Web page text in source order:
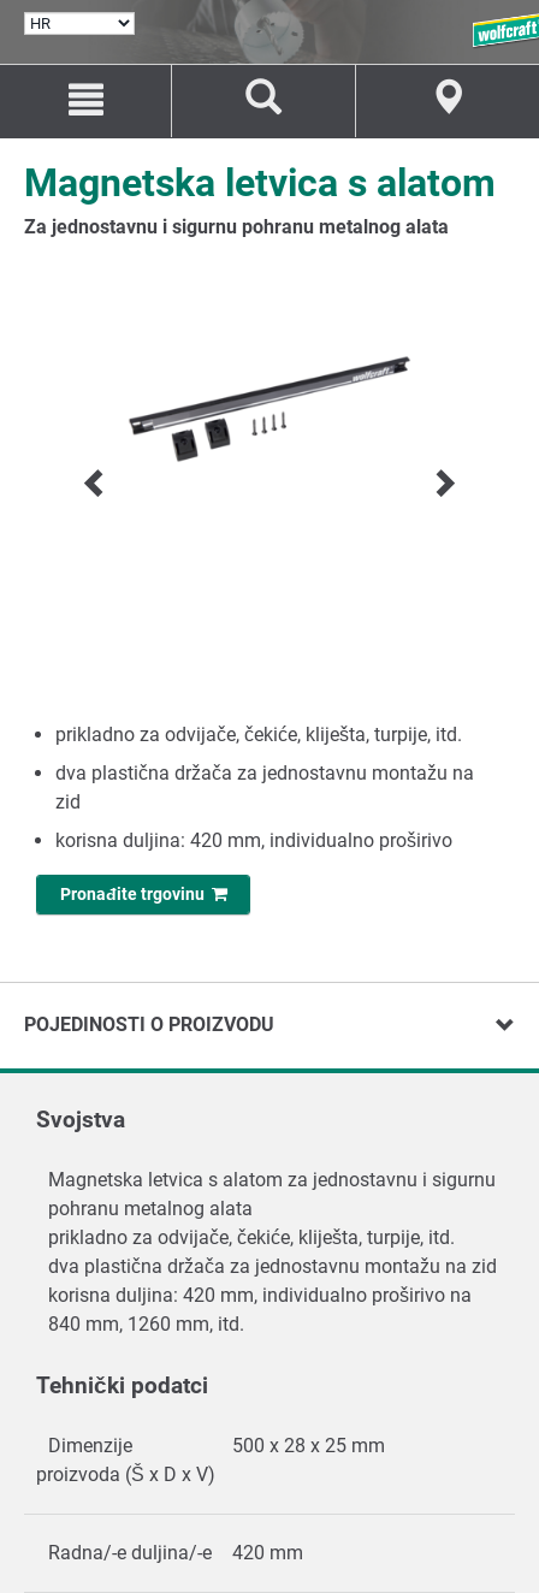
ODABERI
sadržaj
navigaciju
Magnetska letvica s alatom
Za jednostavnu i sigurnu pohranu metalnog alata
prikladno za odvijače, čekiće, kliješta, turpije, itd.
dva plastična držača za jednostavnu montažu na
zid
korisna duljina: 420 mm, individualno proširivo
Pronađite trgovinu
POJEDINOSTI O PROIZVODU
Svojstva
Magnetska letvica s alatom za jednostavnu i sigurnu
pohranu metalnog alata
prikladno za odvijače, čekiće, kliješta, turpije, itd.
dva plastična držača za jednostavnu montažu na zid
korisna duljina: 420 mm, individualno proširivo na
840 mm, 1260 mm, itd.
Tehnički podatci
Dimenzije
proizvoda (Š x D x V)
500 x 28 x 25 mm
Radna/-e duljina/-e 420 mm